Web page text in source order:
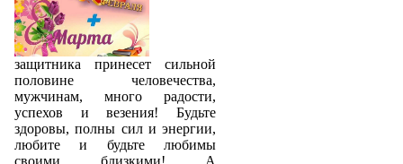
защитника принесет сильной
половине человечества,
мужчинам, много радости,
успехов и везения! Будьте
здоровы, полны сил и энергии,
любите и будьте любимы
своими близкими! А